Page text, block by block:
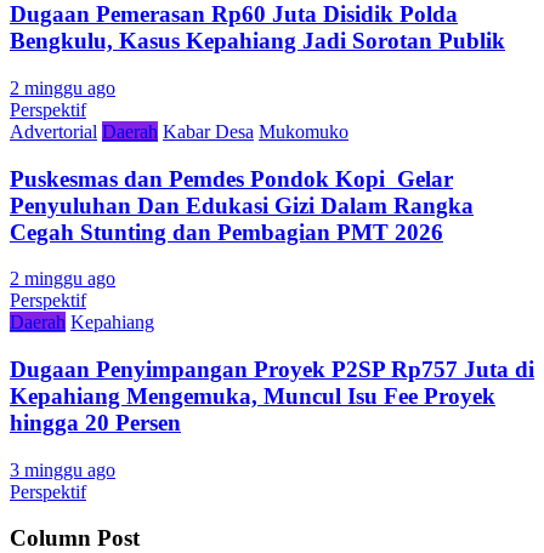
Dugaan Pemerasan Rp60 Juta Disidik Polda
Bengkulu, Kasus Kepahiang Jadi Sorotan Publik
2 minggu ago
Perspektif
Advertorial Daerah Kabar Desa Mukomuko
Puskesmas dan Pemdes Pondok Kopi Gelar
Penyuluhan Dan Edukasi Gizi Dalam Rangka
Cegah Stunting dan Pembagian PMT 2026
2 minggu ago
Perspektif
Daerah Kepahiang
Dugaan Penyimpangan Proyek P2SP Rp757 Juta di
Kepahiang Mengemuka, Muncul Isu Fee Proyek
hingga 20 Persen
3 minggu ago
Perspektif
Column Post